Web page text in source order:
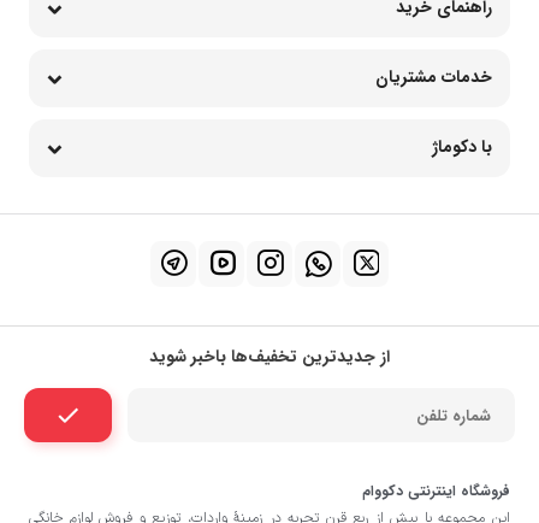
راهنمای خرید
خدمات مشتریان
با دکوماژ
از جدیدترین تخفیف‌ها باخبر شوید
فروشگاه اینترنتی دکووام
این مجموعه با بيش از ربع قرن تجربه در زمينۀ واردات، توزيع و فروش لوازم خانگی